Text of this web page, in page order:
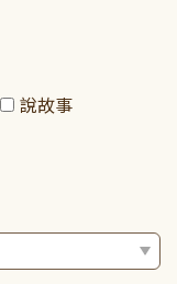
說故事